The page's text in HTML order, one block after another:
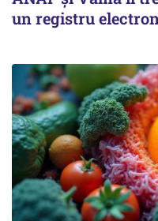
un registru